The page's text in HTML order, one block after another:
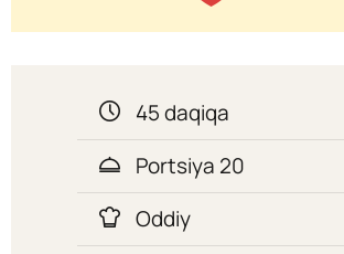
45 daqiqa
Portsiya 20
Oddiy